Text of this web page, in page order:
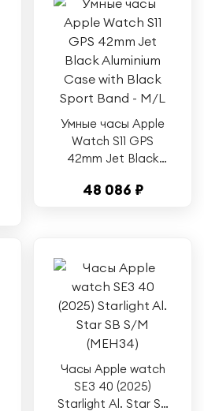
Умные часы Apple
Watch S11 GPS
42mm Jet Black
Black Sport Band -
48 086 ₽
Часы Apple watch
SE3 40 (2025)
Starlight Al. Star SB